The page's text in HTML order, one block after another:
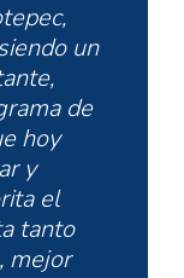
un
de
hoy
y
el
tanto
mejor